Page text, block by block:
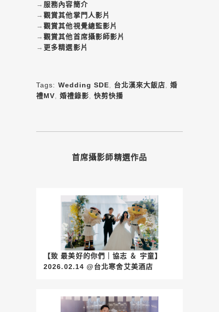
→ 服務內容簡介
→觀賞其他掌門人影片
→觀賞其他視覺總監影片
→觀賞其他首席攝影師影片
→ 更多精選影片
Tags: Wedding SDE 台北漢來大飯店 ,婚
禮MV ,婚禮錄影 ,快剪快播
首席攝影師精選作品
【致 最美好的你們｜協志 ＆ 宇童】
2026.02.14 @台北寒舍艾美酒店